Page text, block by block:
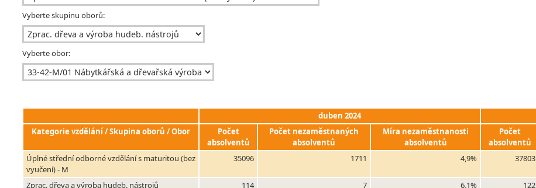
Vyberte skupinu oborů:
Vyberte obor:
duben 2024
Kategorie vzdělání / Skupina oborů / Obor
Počet
absolventů
Počet nezaměstnaných
absolventů
Míra nezaměstnanosti
absolventů
Počet
absolventů
Úplné střední odborné vzdělání s maturitou (bez
vyučení) - M
35096 1711 4,9% 37803
Zprac. dřeva a výroba hudeb. nástrojů 114 7 6,1% 122